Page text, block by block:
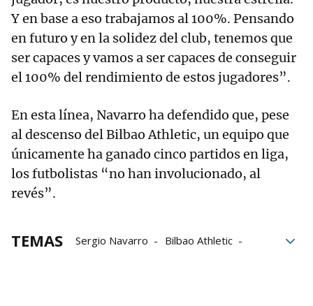
Y en base a eso trabajamos al 100%. Pensando
en futuro y en la solidez del club, tenemos que
ser capaces y vamos a ser capaces de conseguir
el 100% del rendimiento de estos jugadores”.
En esta línea, Navarro ha defendido que, pese
al descenso del Bilbao Athletic, un equipo que
únicamente ha ganado cinco partidos en liga,
los futbolistas “no han involucionado, al
revés”.
TEMAS Sergio Navarro
Bilbao Athletic